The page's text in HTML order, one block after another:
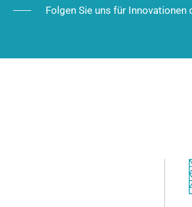
Folgen Sie uns für Innovationen